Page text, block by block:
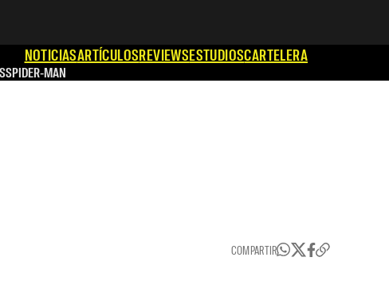
NOTICIASARTÍCULOSREVIEWSESTUDIOSCARTELERA
SPIDER-MAN
COMPARTIR